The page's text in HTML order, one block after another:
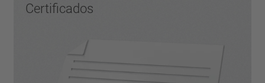
Certificados